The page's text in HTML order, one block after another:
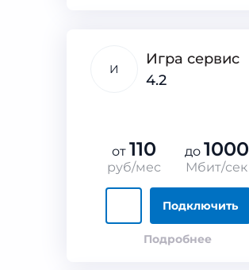
И
Игра сервис
4.2
от 110
руб/мес
до 1000
Мбит/сек
Подключить
Подробнее